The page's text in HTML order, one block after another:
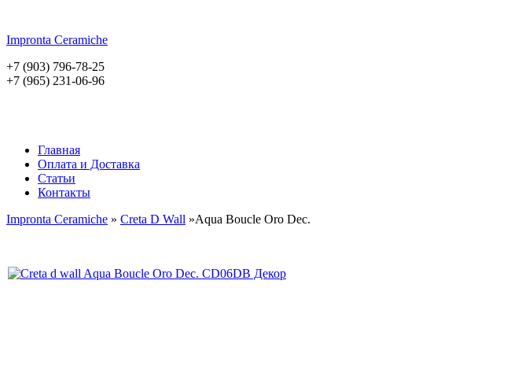
Impronta Ceramiche
+7 (903) 796-78-25
+7 (965) 231-06-96
Главная
Оплата и Доставка
Статьи
Контакты
Impronta Ceramiche » Creta D Wall »Aqua Boucle Oro Dec.